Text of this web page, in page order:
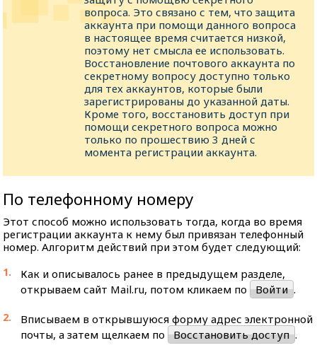
вопроса. Это связано с тем, что защита
аккаунта при помощи данного вопроса
в настоящее время считается низкой,
поэтому нет смысла ее использовать.
Восстановление почтового аккаунта по
секретному вопросу доступно только
для тех аккаунтов, которые были
зарегистрированы до указанной даты.
Кроме того, восстановить доступ при
помощи секретного вопроса можно
только по прошествию 3 дней с
момента регистрации аккаунта.
По телефонному номеру
Этот способ можно использовать тогда, когда во время
регистрации аккаунта к нему был привязан телефонный
номер. Алгоритм действий при этом будет следующий:
Как и описывалось ранее в предыдущем разделе,
открываем сайт Mail.ru, потом кликаем по
Войти .
Вписываем в открывшуюся форму адрес электронной
почты, а затем щелкаем по
Восстановить доступ .